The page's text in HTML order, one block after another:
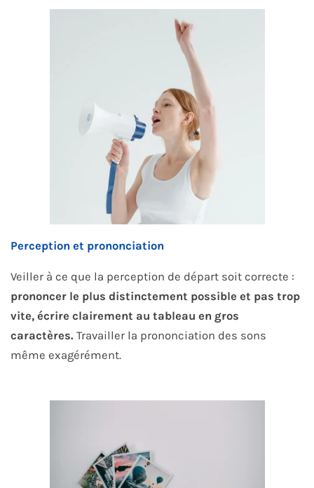
Perception et prononciation
Veiller à ce que la perception de départ soit correcte :
prononcer le plus distinctement possible et pas trop
vite, écrire clairement au tableau en gros
caractères. Travailler la prononciation des sons
même exagérément.